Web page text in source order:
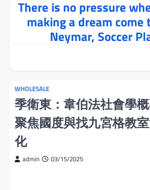
There is no pressure
making a dream
Neymar, Soccer
WHOLESALE
季衛東：韋伯法社會學
聚焦國度與找九宮格教
化
admin 03/15/2025